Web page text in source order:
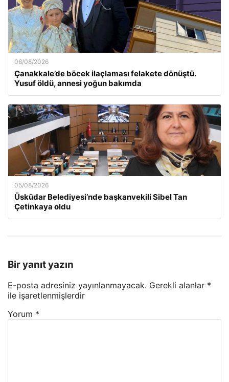
06/08/2026
Çanakkale’de böcek ilaçlaması felakete dönüştü.
Yusuf öldü, annesi yoğun bakımda
05/08/2026
Üsküdar Belediyesi’nde başkanvekili Sibel Tan
Çetinkaya oldu
Bir yanıt yazın
E-posta adresiniz yayınlanmayacak. Gerekli alanlar *
ile işaretlenmişlerdir
Yorum *